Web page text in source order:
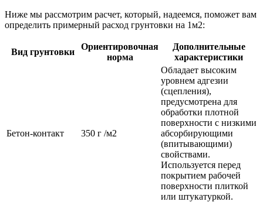
Ниже мы рассмотрим расчет, который, надеемся, поможет вам
определить примерный расход грунтовки на 1м2:
Вид грунтовки
Ориентировочная
норма
Дополнительные
характеристики
Бетон-контакт 350 г /м2
Обладает высоким
уровнем адгезии
(сцепления),
предусмотрена для
обработки плотной
поверхности с низкими
абсорбирующими
(впитывающими)
свойствами.
Используется перед
покрытием рабочей
поверхности плиткой
или штукатуркой.